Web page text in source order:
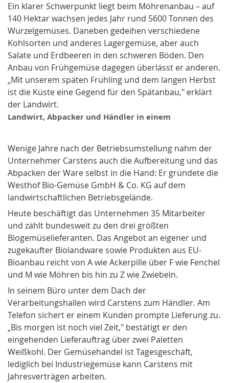
Ein klarer Schwerpunkt liegt beim Möhrenanbau – auf
140 Hektar wachsen jedes Jahr rund 5600 Tonnen des
Wurzelgemüses. Daneben gedeihen verschiedene
Kohlsorten und anderes Lagergemüse, aber auch
Salate und Erdbeeren in den schweren Böden. Den
Anbau von Frühgemüse dagegen überlässt er anderen.
„Mit unserem späten Frühling und dem langen Herbst
ist die Küste eine Gegend für den Spätanbau," erklärt
der Landwirt.
Landwirt, Abpacker und Händler in einem
Wenige Jahre nach der Betriebsumstellung nahm der
Unternehmer Carstens auch die Aufbereitung und das
Abpacken der Ware selbst in die Hand: Er gründete die
Westhof Bio-Gemüse GmbH & Co. KG auf dem
landwirtschaftlichen Betriebsgelände.
Heute beschäftigt das Unternehmen 35 Mitarbeiter
und zählt bundesweit zu den drei größten
Biogemüselieferanten. Das Angebot an eigener und
zugekaufter Biolandware sowie Produkten aus EU-
Bioanbau reicht von A wie Ackerpille über F wie Fenchel
und M wie Möhren bis hin zu Z wie Zwiebeln.
In seinem Büro unter dem Dach der
Verarbeitungshallen wird Carstens zum Händler. Am
Telefon sichert er einem Kunden prompte Lieferung zu.
„Bis morgen ist noch viel Zeit," bestätigt er den
eingehenden Lieferauftrag über zwei Paletten
Weißkohl. Der Gemüsehandel ist Tagesgeschäft,
lediglich bei Industriegemüse kann Carstens mit
Jahresverträgen arbeiten.